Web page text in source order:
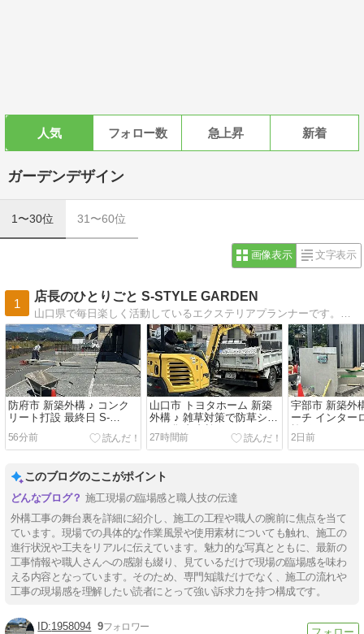
人気 フォロー数 急上昇 新着
ガーデンデザイン
1〜30位 31〜60位
画像表示 文字表示
1
店長のひとりごと S-STYLE GARDEN
防府市 新築外構 ♪ コンク
リート打設 最終日 S-
STYLE GARDEN
56分前
山口市 トヨタホーム 新築
外構 ♪ 雑草対策で防草シー
トと化粧砂利 S-STYLE
GARDEN
27時間前
宇部市 新築外
ーチ インター
施工 S-
2日前
このブログのここがポイント
施工現場の臨場感と職人技の伝達
外構工事の舞台裏を詳細に紹介し、施工の工程や職人の腕前に焦点を当て
ています。現場での具体的な作業風景や使用素材についても触れ、施工の
進行状況や工夫をリアルに伝えています。魅力的な写真とともに、最新の
工事情報や職人さんへの感謝も綴り、見ているだけで現場の臨場感を味わ
える内容となっています。そのため、専門知識だけでなく、施工の流れや
工事の現場感を理解したい読者にとって強い訴求力を持つ構成です。
1958094 9